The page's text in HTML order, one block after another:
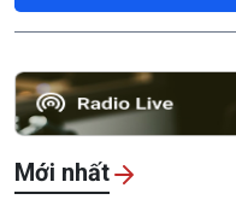
Mới nhất